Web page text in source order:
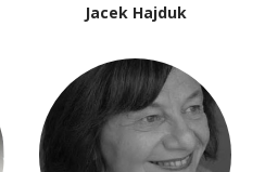
Jacek Hajduk